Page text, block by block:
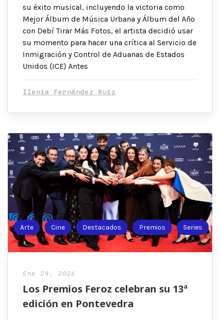
su éxito musical, incluyendo la victoria como
Mejor Álbum de Música Urbana y Álbum del Año
con Debí Tirar Más Fotos, el artista decidió usar
su momento para hacer una crítica al Servicio de
Inmigración y Control de Aduanas de Estados
Unidos (ICE) Antes
Ilenia Fernández Ruiz
Arte Cine Destacados Premios Series
Ene 29, 2026
Los Premios Feroz celebran su 13ª
edición en Pontevedra